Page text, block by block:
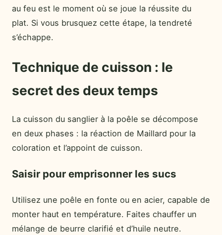
au feu est le moment où se joue la réussite du
plat. Si vous brusquez cette étape, la tendreté
s’échappe.
Technique de cuisson : le
secret des deux temps
La cuisson du sanglier à la poêle se décompose
en deux phases : la réaction de Maillard pour la
coloration et l’appoint de cuisson.
Saisir pour emprisonner les sucs
Utilisez une poêle en fonte ou en acier, capable de
monter haut en température. Faites chauffer un
mélange de beurre clarifié et d’huile neutre.